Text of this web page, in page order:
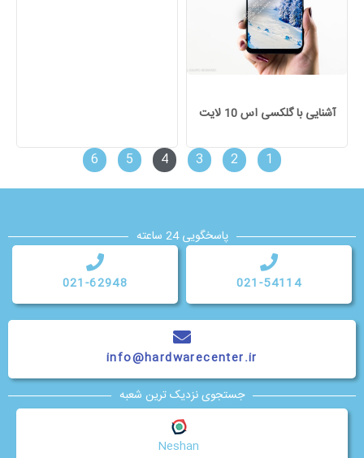
آشنایی با گلکسی اس 10 لایت
1
2
3
4
5
6
پاسخگویی 24 ساعته
021-54114
021-62948
info@hardwarecenter.ir
جستجوی نزدیک ترین شعبه
Neshan